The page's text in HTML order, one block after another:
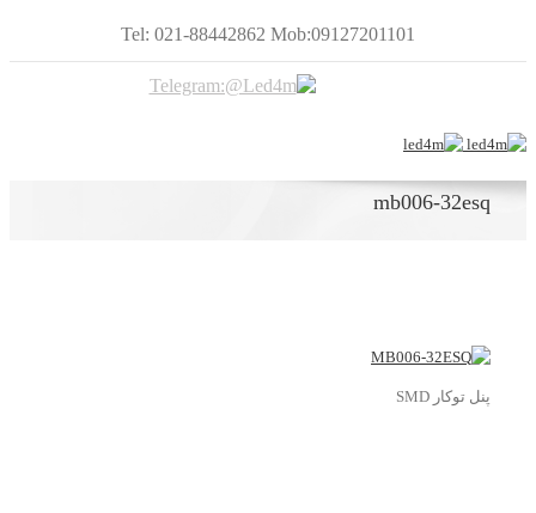
Tel: 021-88442862 Mob:09127201101
mb006-32esq
پنل توکار SMD